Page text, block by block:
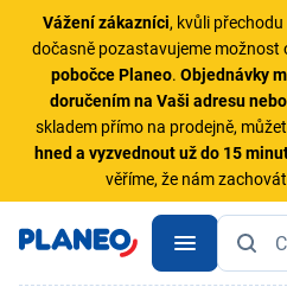
Vážení zákazníci, kvůli
dočasně pozastavujeme
pobočce Planeo.Objednávky
doručením na Vaši adresu
skladem přímo na prodejně,
hned a vyzvednout už do 15
věříme, že nám